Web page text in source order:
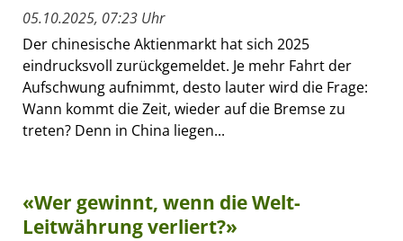
05.10.2025, 07:23 Uhr
Der chinesische Aktienmarkt hat sich 2025
eindrucksvoll zurückgemeldet. Je mehr Fahrt der
Aufschwung aufnimmt, desto lauter wird die Frage:
Wann kommt die Zeit, wieder auf die Bremse zu
treten? Denn in China liegen...
«Wer gewinnt, wenn die Welt-
Leitwährung verliert?»